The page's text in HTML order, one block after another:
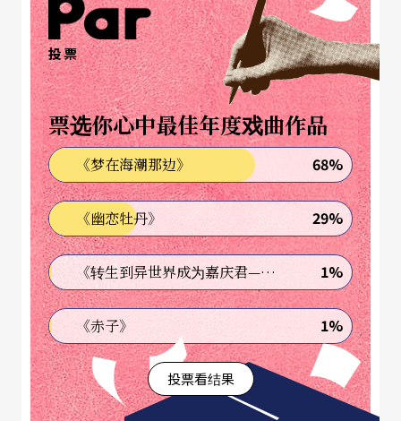
要多加硏读小说、诗、散文，于硏读过程中从名家
偷点本事，再逐渐发展自己的风格。少看目前市面
上的畅销书，那些只是浪费我们的时间。我所谓的
名家是有独特文字风味，且不以市场取向为主的作
家。
要将「口语化的语言转化为文字」是一大学问，我
个人摸索了十几年，还在摸索。假设我在一家咖啡
厅偷录别人说话，回家后逐字写出，我所得到的不
是戏剧对白，只是对白的雏形，虽然它是活生生的
语言，但是没有经过戏剧的处理，它在舞台上却是
死的对白。如何「转化」要看人物、情境、氛围等
要素而定。
投票
票选你心中最佳年度戏曲作品
《梦在海潮那边》 68%
《幽恋牡丹》 29%
《转生到异世界成为嘉庆君—发现我的祖先是诈骗集团!?》 1%
《赤子》 1%
投票看结果